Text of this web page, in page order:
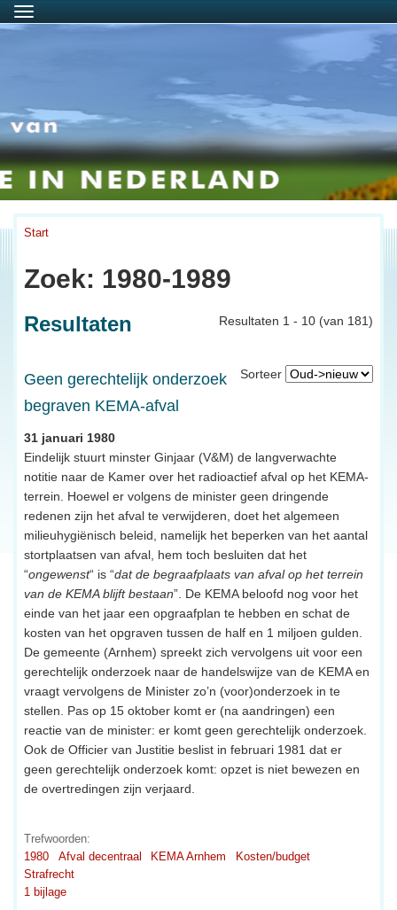
Menu
Start
Zoek: 1980-1989
Resultaten 1 - 10 (van 181)
Resultaten
Sorteer
Geen gerechtelijk onderzoek
begraven KEMA-afval
31 januari 1980
Eindelijk stuurt minster Ginjaar (V&M) de langverwachte
notitie naar de Kamer over het radioactief afval op het KEMA-
terrein. Hoewel er volgens de minister geen dringende
redenen zijn het afval te verwijderen, doet het algemeen
milieuhygiënisch beleid, namelijk het beperken van het aantal
stortplaatsen van afval, hem toch besluiten dat het
“ongewenst“ is “dat de begraafplaats van afval op het terrein
van de KEMA blijft bestaan”. De KEMA beloofd nog voor het
einde van het jaar een opgraafplan te hebben en schat de
kosten van het opgraven tussen de half en 1 miljoen gulden.
De gemeente (Arnhem) spreekt zich vervolgens uit voor een
gerechtelijk onderzoek naar de handelswijze van de KEMA en
vraagt vervolgens de Minister zo’n (voor)onderzoek in te
stellen. Pas op 15 oktober komt er (na aandringen) een
reactie van de minister: er komt geen gerechtelijk onderzoek.
Ook de Officier van Justitie beslist in februari 1981 dat er
geen gerechtelijk onderzoek komt: opzet is niet bewezen en
de overtredingen zijn verjaard.
Trefwoorden:
1980
Afval decentraal KEMA Arnhem
Kosten/budget
Strafrecht
1 bijlage